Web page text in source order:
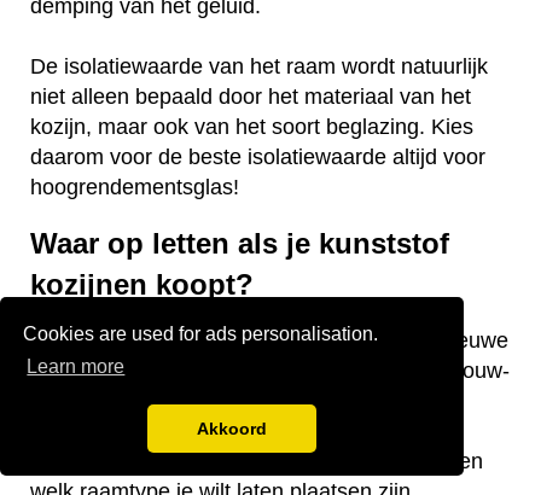
Cookies are used for ads personalisation.
Learn more
Akkoord
demping van het geluid.
De isolatiewaarde van het raam wordt natuurlijk
niet alleen bepaald door het materiaal van het
kozijn, maar ook van het soort beglazing. Kies
daarom voor de beste isolatiewaarde altijd voor
hoogrendementsglas!
Waar op letten als je kunststof
kozijnen koopt?
Vraag je je af waar je op moet letten als je nieuwe
kunststof kozijnen gaat kopen voor je nieuwbouw-
of bestaande woning? Wij hebben een aantal
nuttige tips voor je! De keurmerken van de
kozijnen, welke isolatiewaarde je nodig hebt en